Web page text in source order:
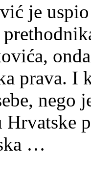
je
prava. I
nego
…